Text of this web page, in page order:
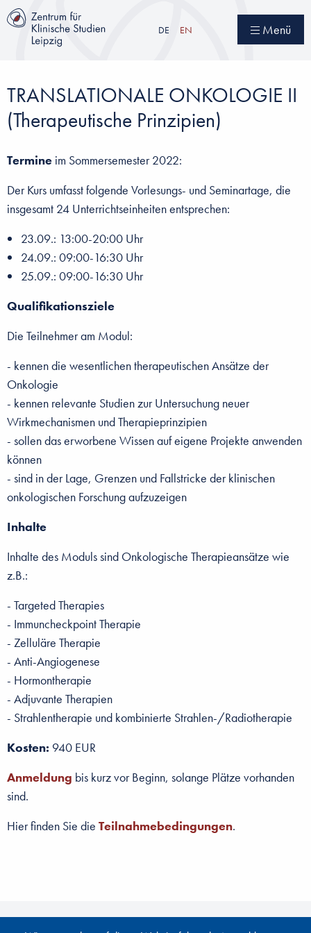
Direkt
zum
DE EN Menü
TRANSLATIONALE ONKOLOGIE II
(Therapeutische Prinzipien)
Termine im Sommersemester 2022:
Der Kurs umfasst folgende Vorlesungs- und Seminartage, die
insgesamt 24 Unterrichtseinheiten entsprechen:
23.09.: 13:00-20:00 Uhr
24.09.: 09:00-16:30 Uhr
25.09.: 09:00-16:30 Uhr
Qualifikationsziele
Die Teilnehmer am Modul:
- kennen die wesentlichen therapeutischen Ansätze der
Onkologie
- kennen relevante Studien zur Untersuchung neuer
Wirkmechanismen und Therapieprinzipien
- sollen das erworbene Wissen auf eigene Projekte anwenden
können
- sind in der Lage, Grenzen und Fallstricke der klinischen
onkologischen Forschung aufzuzeigen
Inhalte
Inhalte des Moduls sind Onkologische Therapieansätze wie
z.B.:
- Targeted Therapies
- Immuncheckpoint Therapie
- Zelluläre Therapie
- Anti-Angiogenese
- Hormontherapie
- Adjuvante Therapien
- Strahlentherapie und kombinierte Strahlen-/Radiotherapie
Kosten: 940 EUR
Anmeldung bis kurz vor Beginn, solange Plätze vorhanden
sind.
Hier finden Sie die Teilnahmebedingungen.